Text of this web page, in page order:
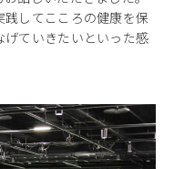
してこころの健康を保
ていきたいといった感